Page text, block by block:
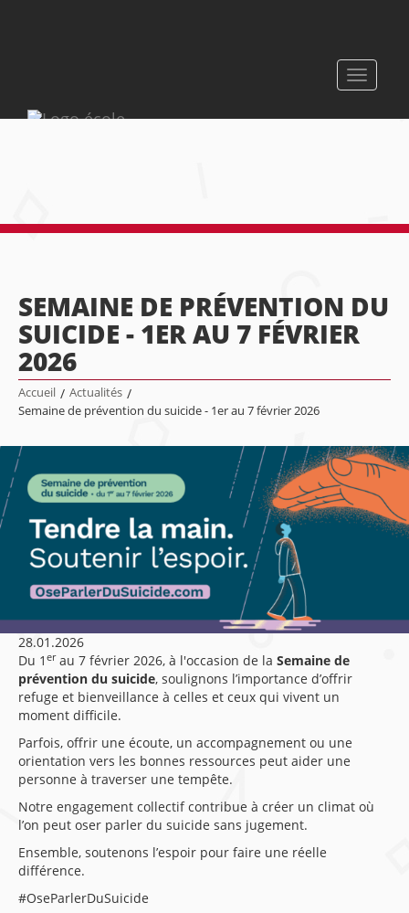
Toggle
SEMAINE DE PRÉVENTION DU
SUICIDE - 1ER AU 7 FÉVRIER
2026
Accueil / Actualités /
Semaine de prévention du suicide - 1er au 7 février 2026
28.01.2026
Du 1 erau 7 février 2026, à l'occasion de la Semaine de
prévention du suicide, soulignons l’importance d’offrir
refuge et bienveillance à celles et ceux qui vivent un
moment difficile.
Parfois, offrir une écoute, un accompagnement ou une
orientation vers les bonnes ressources peut aider une
personne à traverser une tempête.
Notre engagement collectif contribue à créer un climat où
l’on peut oser parler du suicide sans jugement.
Ensemble, soutenons l’espoir pour faire une réelle
différence.
#OseParlerDuSuicide